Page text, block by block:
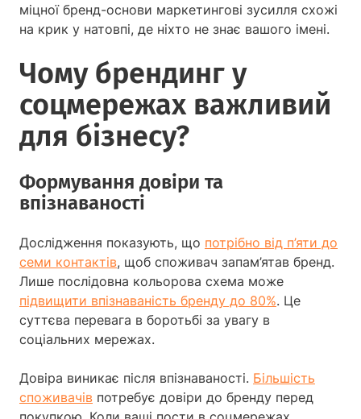
міцної бренд-основи маркетингові зусилля схожі
на крик у натовпі, де ніхто не знає вашого імені.
Чому брендинг у
соцмережах важливий
для бізнесу?
Формування довіри та
впізнаваності
Дослідження показують, що потрібно від п’яти до
семи контактів, щоб споживач запам’ятав бренд.
Лише послідовна кольорова схема може
підвищити впізнаваність бренду до 80%. Це
суттєва перевага в боротьбі за увагу в
соціальних мережах.
Довіра виникає після впізнаваності. Більшість
споживачів потребує довіри до бренду перед